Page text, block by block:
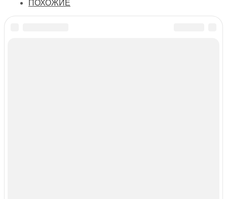
ПОХОЖИЕ